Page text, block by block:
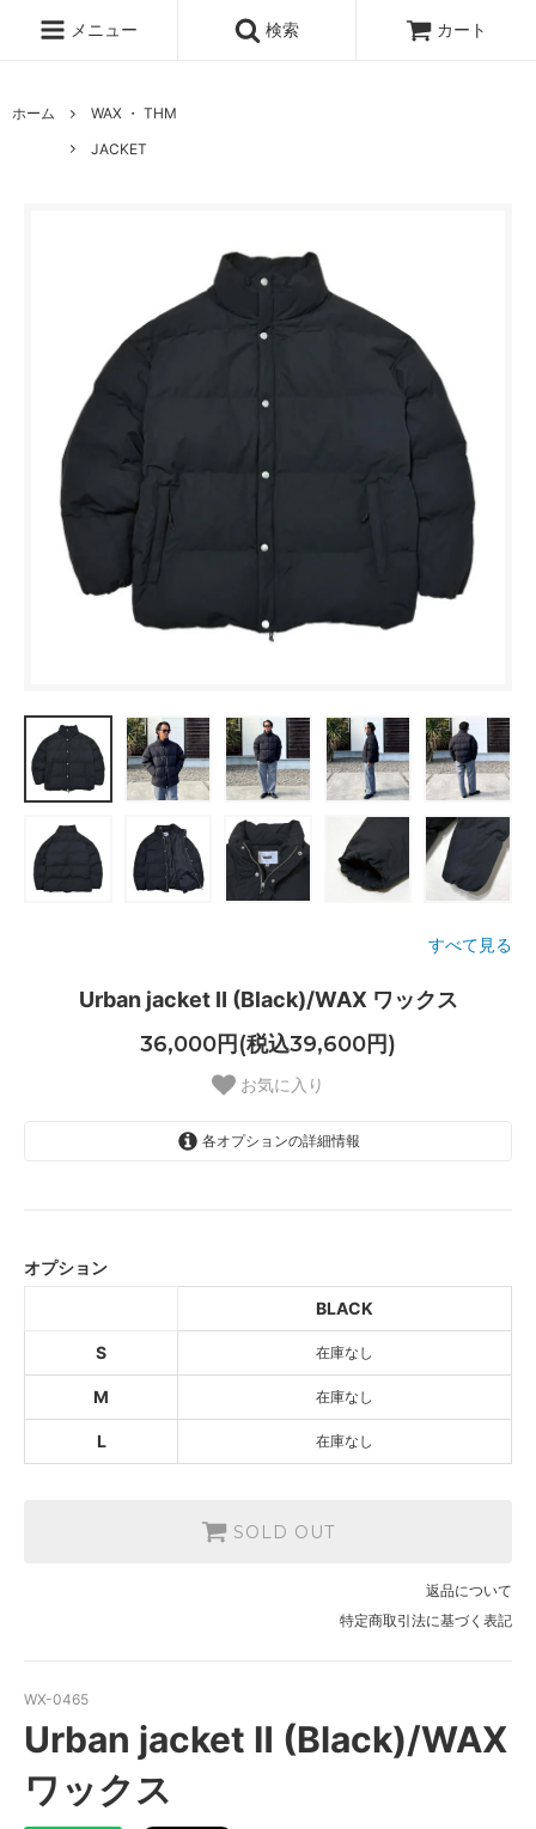
メニュー 検索 カート
ホーム
WAX ・ THM
JACKET
すべて見る
Urban jacket Ⅱ (Black)/WAX ワックス
36,000円(税込39,600円)
お気に入り
各オプションの詳細情報
BLACK
SOLD OUT
オプション
BLACK
S 在庫なし
M 在庫なし
L 在庫なし
SOLD OUT
返品について
特定商取引法に基づく表記
WX-0465
Urban jacket Ⅱ (Black)/WAX
ワックス